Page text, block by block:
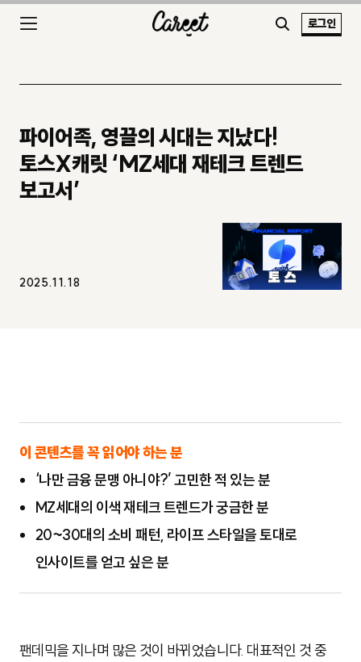
로그인
파이어족, 영끌의 시대는 지났다!
토스X캐릿 ‘MZ세대 재테크 트렌드
보고서’
2025.11.18
이 콘텐츠를 꼭 읽어야 하는 분
‘나만 금융 문맹 아니야?’ 고민한 적 있는 분
MZ세대의 이색 재테크 트렌드가 궁금한 분
20~30대의 소비 패턴, 라이프 스타일을 토대로
인사이트를 얻고 싶은 분
팬데믹을 지나며 많은 것이 바뀌었습니다. 대표적인 것 중